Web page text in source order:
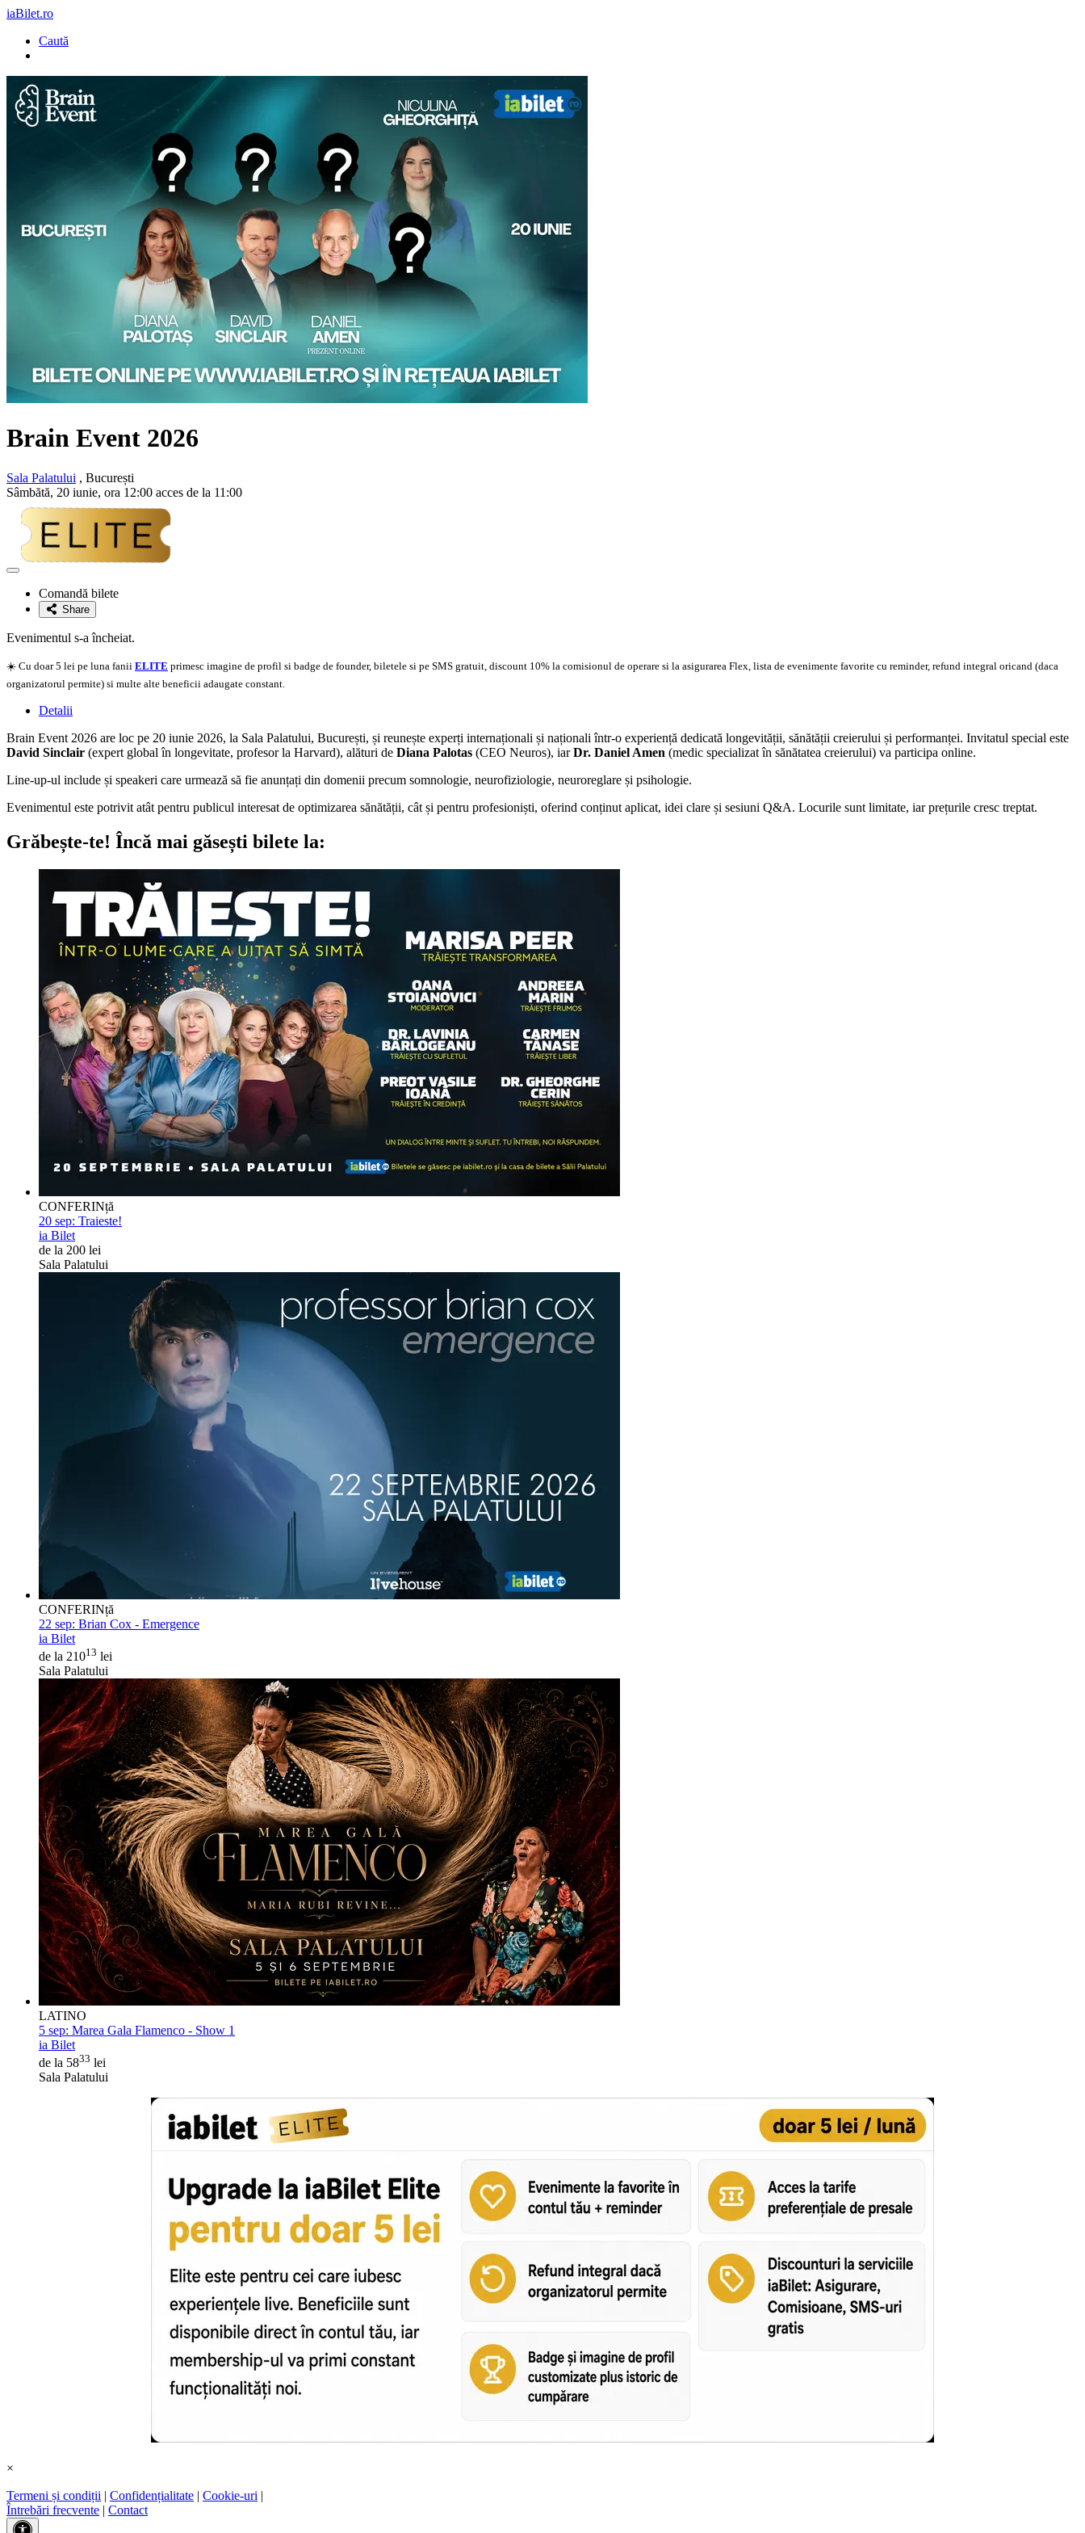
iaBilet.ro
Caută
Brain Event 2026
Sala Palatului , București
Sâmbătă, 20 iunie, ora 12:00 acces de la 11:00
Adaugă
favoriteComandă bilete
Share
Evenimentul s-a încheiat.
☀️ Cu doar 5 lei pe luna fanii ELITE primesc imagine de profil si badge de founder, biletele si pe SMS gratuit, discount 10% la comisionul de operare si la asigurarea Flex, lista de evenimente favorite cu reminder, refund integral oricand (daca
organizatorul permite) si multe alte beneficii adaugate constant.
Detalii
Brain Event 2026 are loc pe 20 iunie 2026, la Sala Palatului, București, și reunește experți internaționali și naționali într-o experiență dedicată longevității, sănătății creierului și performanței. Invitatul special este
David Sinclair (expert global în longevitate, profesor la Harvard), alături de Diana Palotas (CEO Neuros), iarDr. Daniel Amen (medic specializat în sănătatea creierului) va participa online.
Line-up-ul include și speakeri care urmează să fie anunțați din domenii precum somnologie, neurofiziologie, neuroreglare și psihologie.
Evenimentul este potrivit atât pentru publicul interesat de optimizarea sănătății, cât și pentru profesioniști, oferind conținut aplicat, idei clare și sesiuni Q&A. Locurile sunt limitate, iar prețurile cresc treptat.
Grăbește-te! Încă mai găsești bilete la:
CONFERINță
20 sep: Traieste!
ia Bilet
de la 200 lei
Sala Palatului
CONFERINță
22 sep: Brian Cox - Emergence
ia Bilet
de la 21013 lei
Sala Palatului
LATINO
5 sep: Marea Gala Flamenco - Show 1
ia Bilet
de la 5833 lei
Sala Palatului
×
Termeni și condiții | Confidențialitate | Cookie-uri |
Întrebări frecvente | Contact